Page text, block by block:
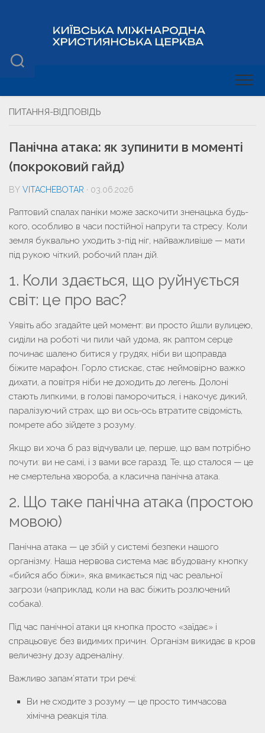
ПИТАННЯ-ВІДПОВІДЬ
Панічна атака: як зупинити в моменті
(покроковий гайд)
BY VITACHEBOTAR · 03.06.2026
Раптовий спалах паніки може заскочити зненацька будь-
кого, особливо в часи постійної напруги та стресу. Коли
земля буквально уходить з-під ніг, найважливіше — мати
під рукою чіткий, робочий план дій.
1. Коли здається, що руйнується
світ: це про вас?
Уявіть або згадайте цей момент: ви просто йшли вулицею,
сиділи на роботі чи пили чай удома, як раптом серце
починає шалено битися у грудях, ніби ви щоправда
біжите марафон. Горло стискає, стає неймовірно важко
дихати, а повітря ніби не доходить до легень. Долоні
стають липкими, в голові паморочиться, і накочує дикий,
паралізуючий страх, що ви ось-ось втратите свідомість,
помрете або зійдете з розуму.
Якщо ви хоча б раз відчували це, перше, що вам потрібно
почути: ви не самі, і з вами все гаразд. Те, що сталося — це
не смертельна хвороба, а класична панічна атака.
2. Що таке панічна атака (простою
мовою)
Панічна атака — це збій у системі безпеки нашого
організму. Наша нервова система має вбудовану кнопку
«бийся або біжи», яка вмикається під час реальної
загрози (наприклад, коли на вас біжить розлючений
собака).
Під час панічної атаки ця кнопка просто «заїдає» і
спрацьовує без видимих причин. Організм викидає в кров
величезну дозу адреналіну.
Важливо запам’ятати три речі:
Ви не сходите з розуму — це просто тимчасова
хімічна реакція тіла.